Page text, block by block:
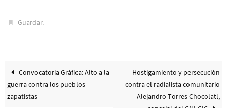
Guardar.
Convocatoria Gráfica: Alto a la
guerra contra los pueblos
zapatistas
Hostigamiento y persecución
contra el radialista comunitario
Alejandro Torres Chocolatl,